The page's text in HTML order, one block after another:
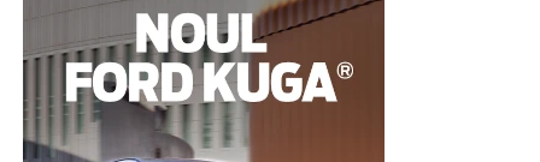
În plus, compartimentele individuale sunt prevăzute cu
sisteme de închidere independente, ceea ce contribuie la
protejarea bunurilor personale și la menținerea unui
nivel ridicat de organizare.